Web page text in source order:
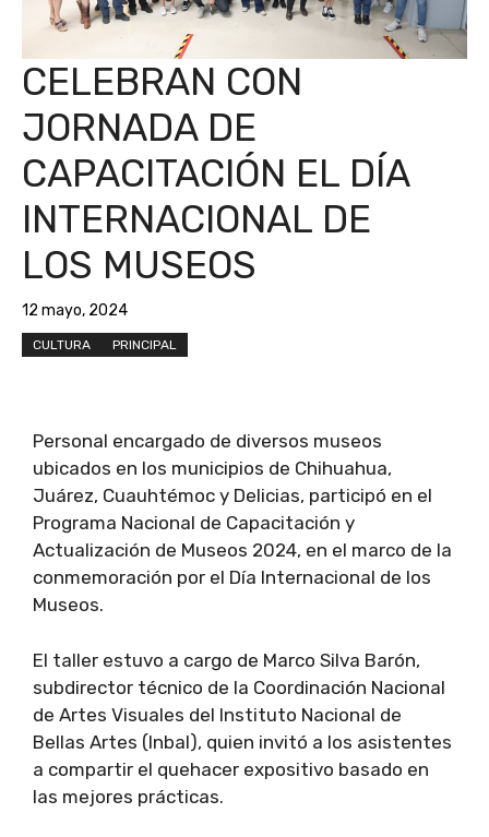
CELEBRAN CON
JORNADA DE
CAPACITACIÓN EL DÍA
INTERNACIONAL DE
LOS MUSEOS
12 mayo, 2024
CULTURA PRINCIPAL
Personal encargado de diversos museos
ubicados en los municipios de Chihuahua,
Juárez, Cuauhtémoc y Delicias, participó en el
Programa Nacional de Capacitación y
Actualización de Museos 2024, en el marco de la
conmemoración por el Día Internacional de los
Museos.
El taller estuvo a cargo de Marco Silva Barón,
subdirector técnico de la Coordinación Nacional
de Artes Visuales del Instituto Nacional de
Bellas Artes (Inbal), quien invitó a los asistentes
a compartir el quehacer expositivo basado en
las mejores prácticas.